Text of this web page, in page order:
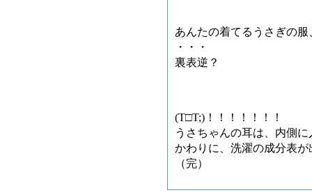
あんたの着てるうさぎの服
・・・
裏表逆？
(T□T;)！！！！！！！
うさちゃんの耳は、内側に
かわりに、洗濯の成分表
（完）